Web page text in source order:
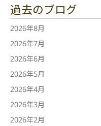
過去のブログ
2026年8月
2026年7月
2026年6月
2026年5月
2026年4月
2026年3月
2026年2月